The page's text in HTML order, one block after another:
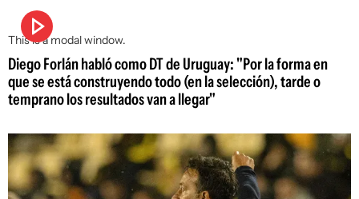
This is a modal window.
Diego Forlán habló como DT de Uruguay: "Por la forma en
que se está construyendo todo (en la selección), tarde o
temprano los resultados van a llegar"